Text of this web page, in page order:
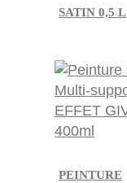
SATIN 0,5 L
PEINTURE